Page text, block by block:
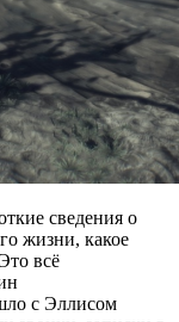
сведения о
жизни, какое
всё
с Эллисом